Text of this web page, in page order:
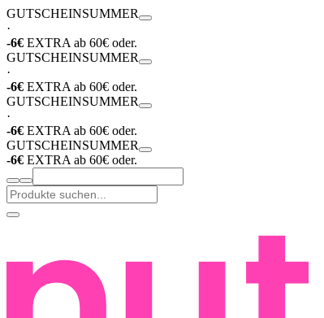
GUTSCHEINSUMMER
·
-6€ EXTRA ab 60€ oder.
GUTSCHEINSUMMER
·
-6€ EXTRA ab 60€ oder.
GUTSCHEINSUMMER
·
-6€ EXTRA ab 60€ oder.
GUTSCHEINSUMMER
-6€ EXTRA ab 60€ oder.